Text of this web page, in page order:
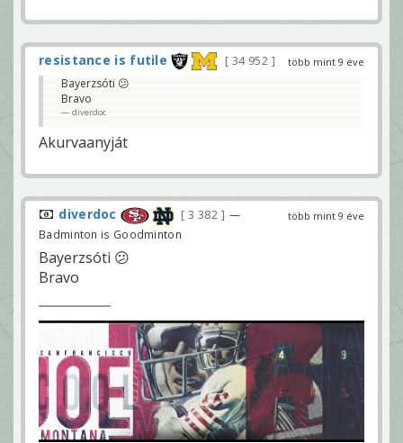
több mint 9 éve
resistance is futile
34 952
Bayerzsóti 😕
Bravo
diverdoc
Akurvaanyját
több mint 9 éve
diverdoc 3 382
—
Badminton is Goodminton
Bayerzsóti 😕
Bravo